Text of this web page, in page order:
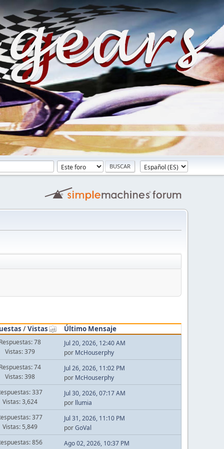
/Vistas Último Mensaje
78
Vistas: 379
Jul 20, 2026, 12:40 AM
por McHouserphy
74
Vistas: 398
Jul 26, 2026, 11:02 PM
por McHouserphy
337
Vistas: 3,624
Jul 30, 2026, 07:17 AM
por llumia
377
Vistas: 5,849
Jul 31, 2026, 11:10 PM
porGoVal
856
Ago 02, 2026, 10:37 PM